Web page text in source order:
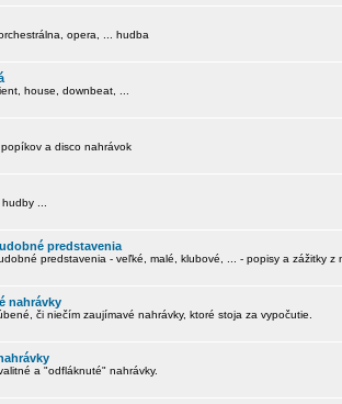
opera, ... hudba
house, downbeat, ...
a disco nahrávok
...
predstavenia
predstavenia - veľké, malé, klubové, ... - popisy a zážitky z
nahrávky
či niečím zaujímavé nahrávky, ktoré stoja za vypočutie.
a "odfláknuté" nahrávky.